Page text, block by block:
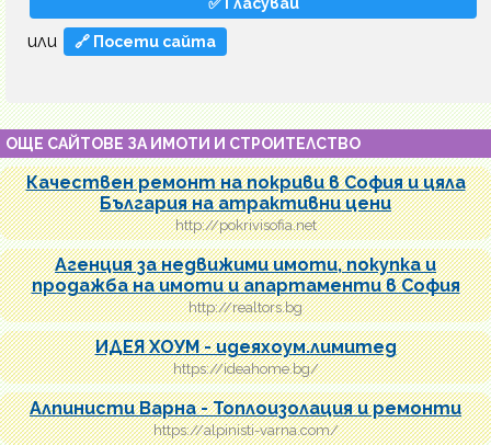
или 🔗 Посети сайта
ОЩЕ САЙТОВЕ ЗА ИМОТИ И СТРОИТЕЛСТВО
Качествен ремонт на покриви в София и цяла
България на атрактивни цени
http://pokrivisofia.net
Агенция за недвижими имоти, покупка и
продажба на имоти и апартаменти в София
http://realtors.bg
ИДЕЯ ХОУМ - идеяхоум.лимитед
https://ideahome.bg/
Алпинисти Варна - Топлоизолация и ремонти
https://alpinisti-varna.com/